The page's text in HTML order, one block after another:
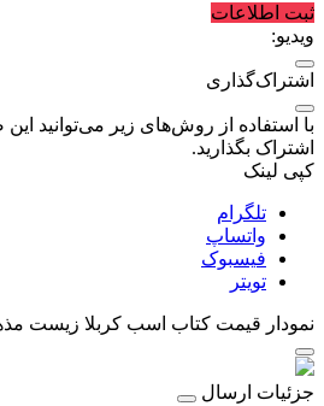
ثبت اطلاعات
ویدیو:
اشتراک‌گذاری
با استفاده از روش‌های زیر می‌توانید
اشتراک بگذارید.
کپی لینک
تلگرام
واتساپ
فیسبوک
تویتر
نمودار قیمت کتاب اسب کربلا زیست
جزئیات ارسال